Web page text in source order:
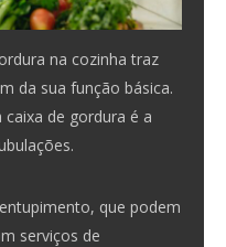
na cozinha traz
da sua função básica.
caixa de gordura é a
que podem
serviços de